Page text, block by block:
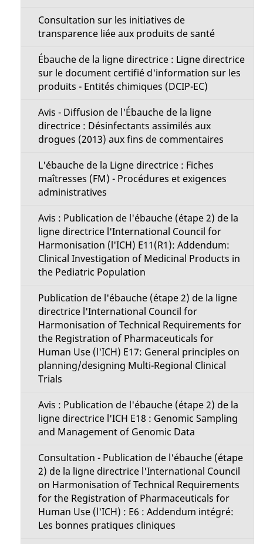
Consultation sur les initiatives de
transparence liée aux produits de santé
Ébauche de la ligne directrice : Ligne directrice
sur le document certifié d'information sur les
produits - Entités chimiques (DCIP-EC)
Avis - Diffusion de l'Ébauche de la ligne
directrice : Désinfectants assimilés aux
drogues (2013) aux fins de commentaires
L'ébauche de la Ligne directrice : Fiches
maîtresses (FM) - Procédures et exigences
administratives
Avis : Publication de l'ébauche (étape 2) de la
ligne directrice l'International Council for
Harmonisation (l'ICH) E11(R1): Addendum:
Clinical Investigation of Medicinal Products in
the Pediatric Population
Publication de l'ébauche (étape 2) de la ligne
directrice l'International Council for
Harmonisation of Technical Requirements for
the Registration of Pharmaceuticals for
Human Use (l'ICH) E17: General principles on
planning/designing Multi-Regional Clinical
Trials
Avis : Publication de l'ébauche (étape 2) de la
ligne directrice l'ICH E18 : Genomic Sampling
and Management of Genomic Data
Consultation - Publication de l'ébauche (étape
2) de la ligne directrice l'International Council
on Harmonisation of Technical Requirements
for the Registration of Pharmaceuticals for
Human Use (l'ICH) : E6 : Addendum intégré:
Les bonnes pratiques cliniques